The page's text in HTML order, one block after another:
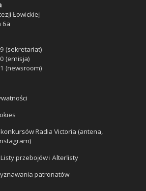
Łowickiej
6a
(sekretariat)
(emisja)
(newsroom)
Radia Victoria (antena,
przebojów i Alterlisty
patronatów